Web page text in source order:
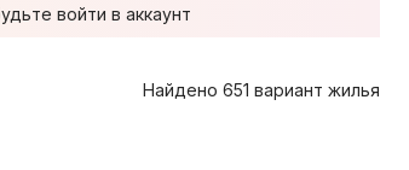
войти в аккаунт
Найдено 651 вариант жилья